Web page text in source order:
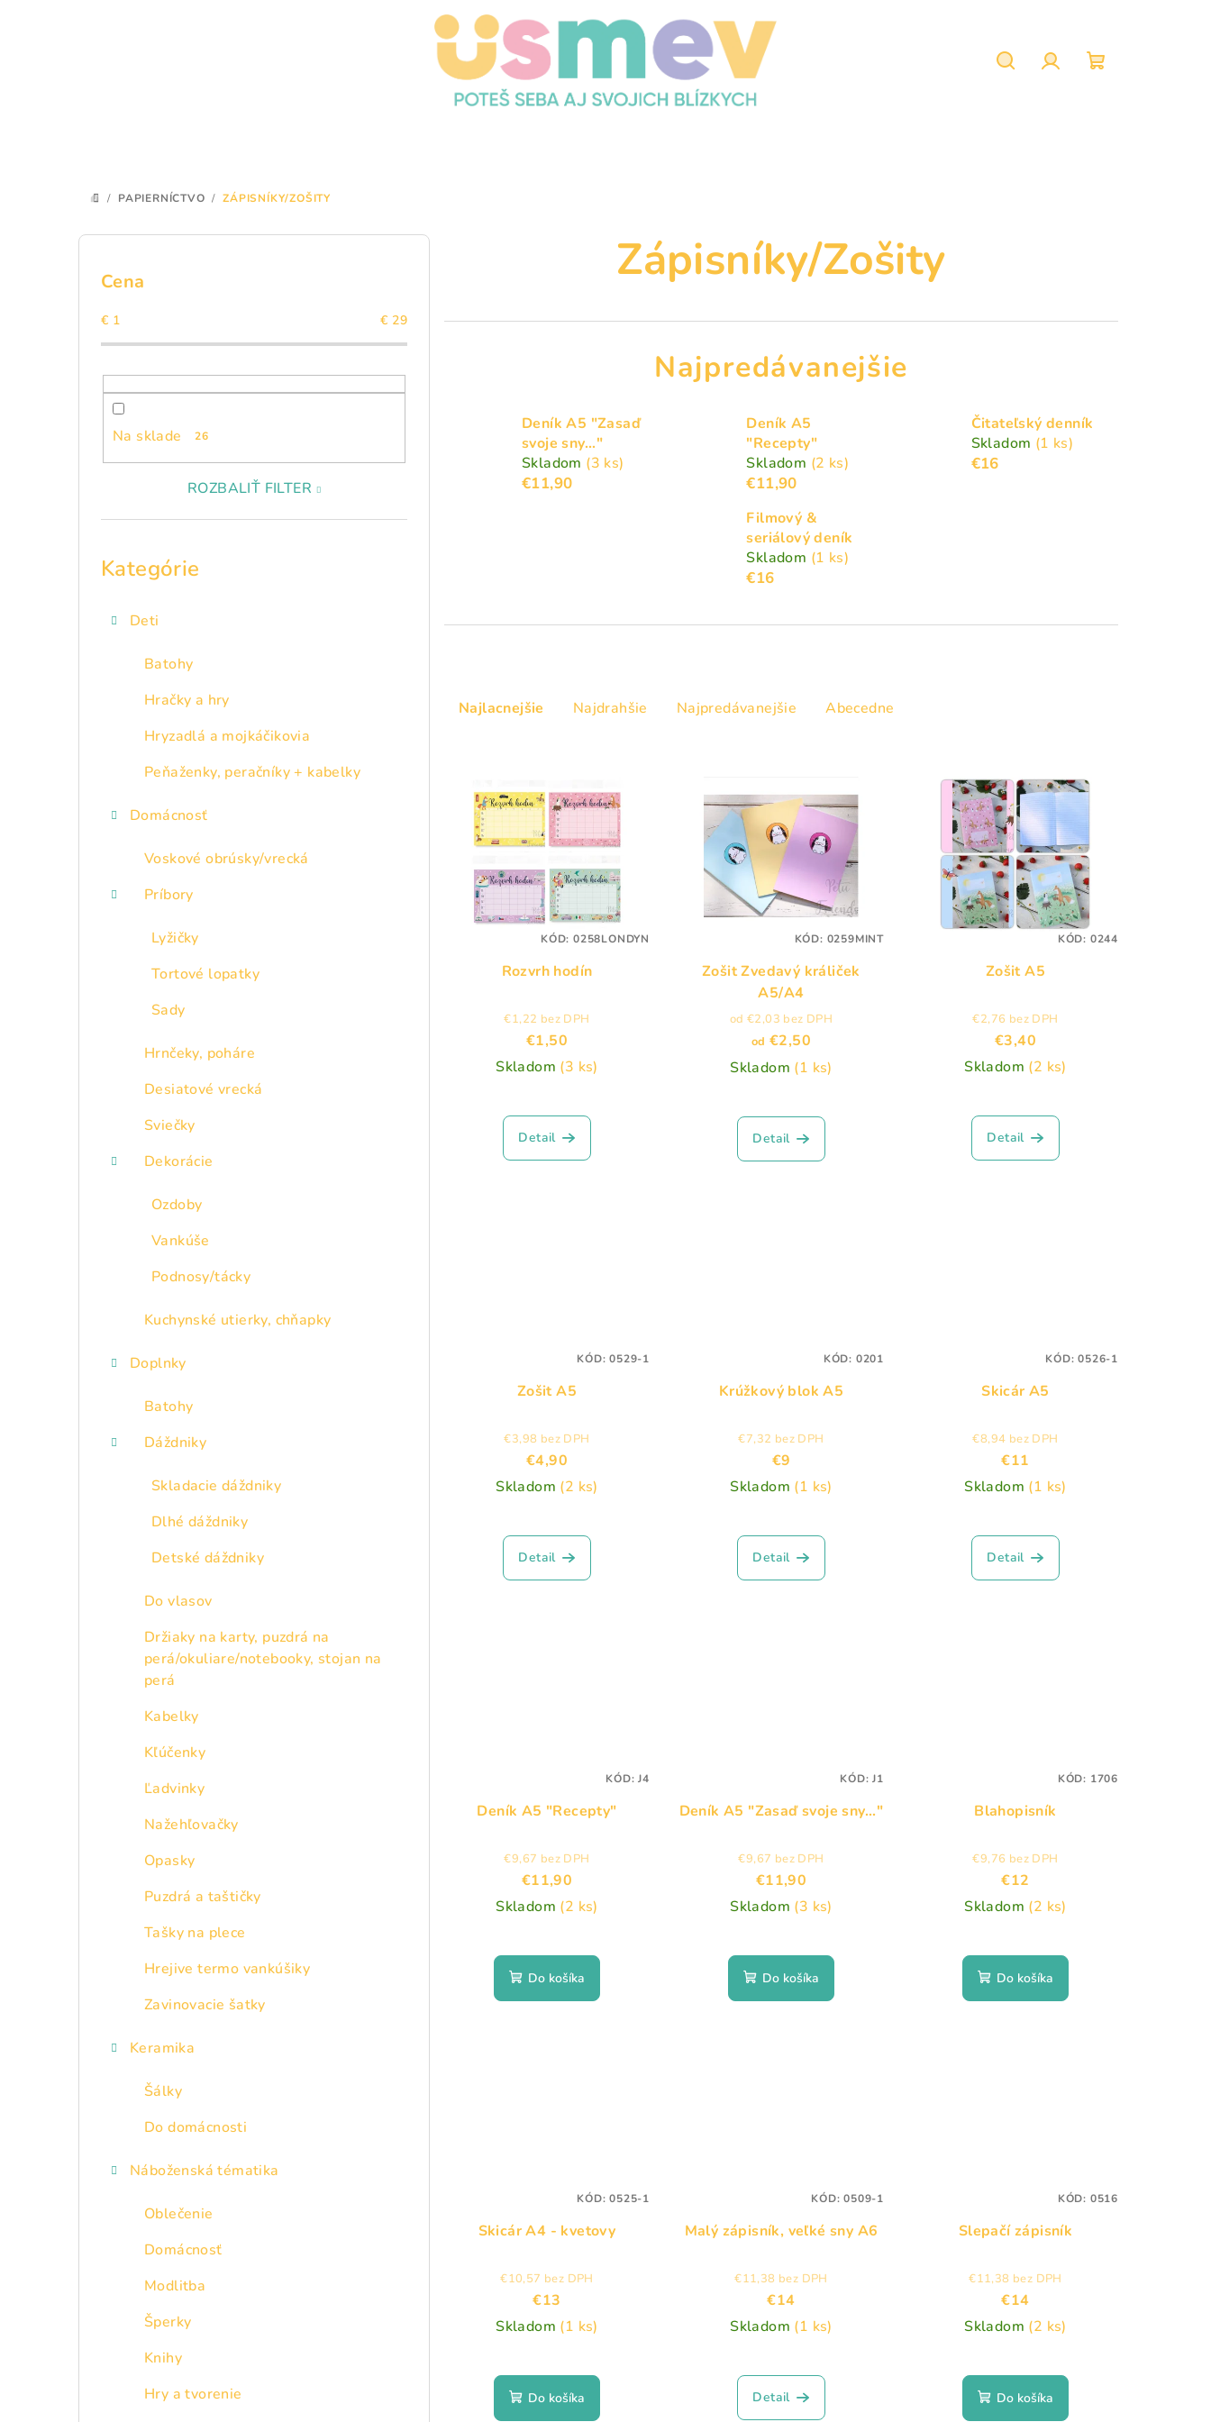
DOMOV
/ PAPIERNÍCTVO / ZÁPISNÍKY/ZOŠITY
B
Cena
€ 1 € 29
Na sklade 26
ROZBALIŤ FILTER
Kategórie
Deti
Batohy
Hračky a hry
Hryzadlá a mojkáčikovia
Peňaženky, peračníky + kabelky
Domácnosť
Voskové obrúsky/vrecká
Príbory
Lyžičky
Tortové lopatky
Sady
Hrnčeky, poháre
Desiatové vrecká
Sviečky
Dekorácie
Ozdoby
Vankúše
Podnosy/tácky
Kuchynské utierky, chňapky
Doplnky
Batohy
Dáždniky
Skladacie dáždniky
Dlhé dáždniky
Detské dáždniky
Do vlasov
Držiaky na karty, puzdrá na
perá/okuliare/notebooky, stojan na
perá
Kabelky
Kľúčenky
Ľadvinky
Nažehľovačky
Opasky
Puzdrá a taštičky
Tašky na plece
Hrejive termo vankúšiky
Zavinovacie šatky
Keramika
Šálky
Do domácnosti
Náboženská tématika
Oblečenie
Domácnosť
Modlitba
Šperky
Knihy
Hry a tvorenie
Zápisníky/Zošity
Najpredávanejšie
Deník A5 "Zasaď
svoje sny..."
Skladom (3 ks)
€11,90
Deník A5
"Recepty"
Skladom (2 ks)
€11,90
Čitateľský denník
Skladom (1 ks)
€16
Filmový &
seriálový deník
Skladom (1 ks)
€16
aNajlacnejšie Najdrahšie Najpredávanejšie Abecedne
Rozvrh hodín
€1,22 bez DPH
€1,50
Skladom (3 ks)
Detail
KÓD: 0258LONDYN
Zošit Zvedavý králiček
A5/A4
od €2,03 bez DPH
od €2,50
Skladom (1 ks)
Detail
KÓD: 0259MINT
Zošit A5
€2,76 bez DPH
€3,40
Skladom (2 ks)
Detail
KÓD: 0244
Zošit A5
€3,98 bez DPH
€4,90
Skladom (2 ks)
Detail
KÓD:0529-1
Krúžkový blok A5
€7,32 bez DPH
€9
Skladom (1 ks)
Detail
KÓD: 0201
Skicár A5
€8,94 bez DPH
€11
Skladom (1 ks)
Detail
KÓD:0526-1
Deník A5 "Recepty"
€9,67 bez DPH
€11,90
Skladom (2 ks)
Do košíka
KÓD:J4
Deník A5 "Zasaď svoje sny..."
€9,67 bez DPH
€11,90
Skladom (3 ks)
Do košíka
KÓD:J1
Blahopisník
€9,76 bez DPH
€12
Skladom (2 ks)
Do košíka
KÓD: 1706
Skicár A4 - kvetovy
€10,57 bez DPH
€13
Skladom (1 ks)
Do košíka
KÓD:0525-1
Malý zápisník, veľké sny A6
€11,38 bez DPH
€14
Skladom (1 ks)
Detail
KÓD:0509-1
Slepačí zápisník
€11,38 bez DPH
€14
Skladom (2 ks)
Do košíka
KÓD: 0516